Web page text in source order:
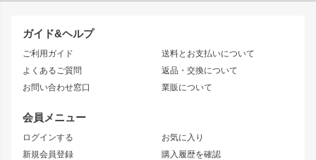
ガイド&ヘルプ
ご利用ガイド
よくあるご質問
お問い合わせ窓口
送料とお支払いについて
返品・交換について
業販について
会員メニュー
ログインする
新規会員登録
お気に入り
購入履歴を確認
JZX90 CHASER
JZX110 MARK II
JZX100 MARK II
JZX90 MARK II
トレノ
マークX
アリスト
ソアラ
アルテッツァ
エアロシリーズ
ドリフトライン
風神
雷神
レーシングライン
アタックライン
ストリームライン